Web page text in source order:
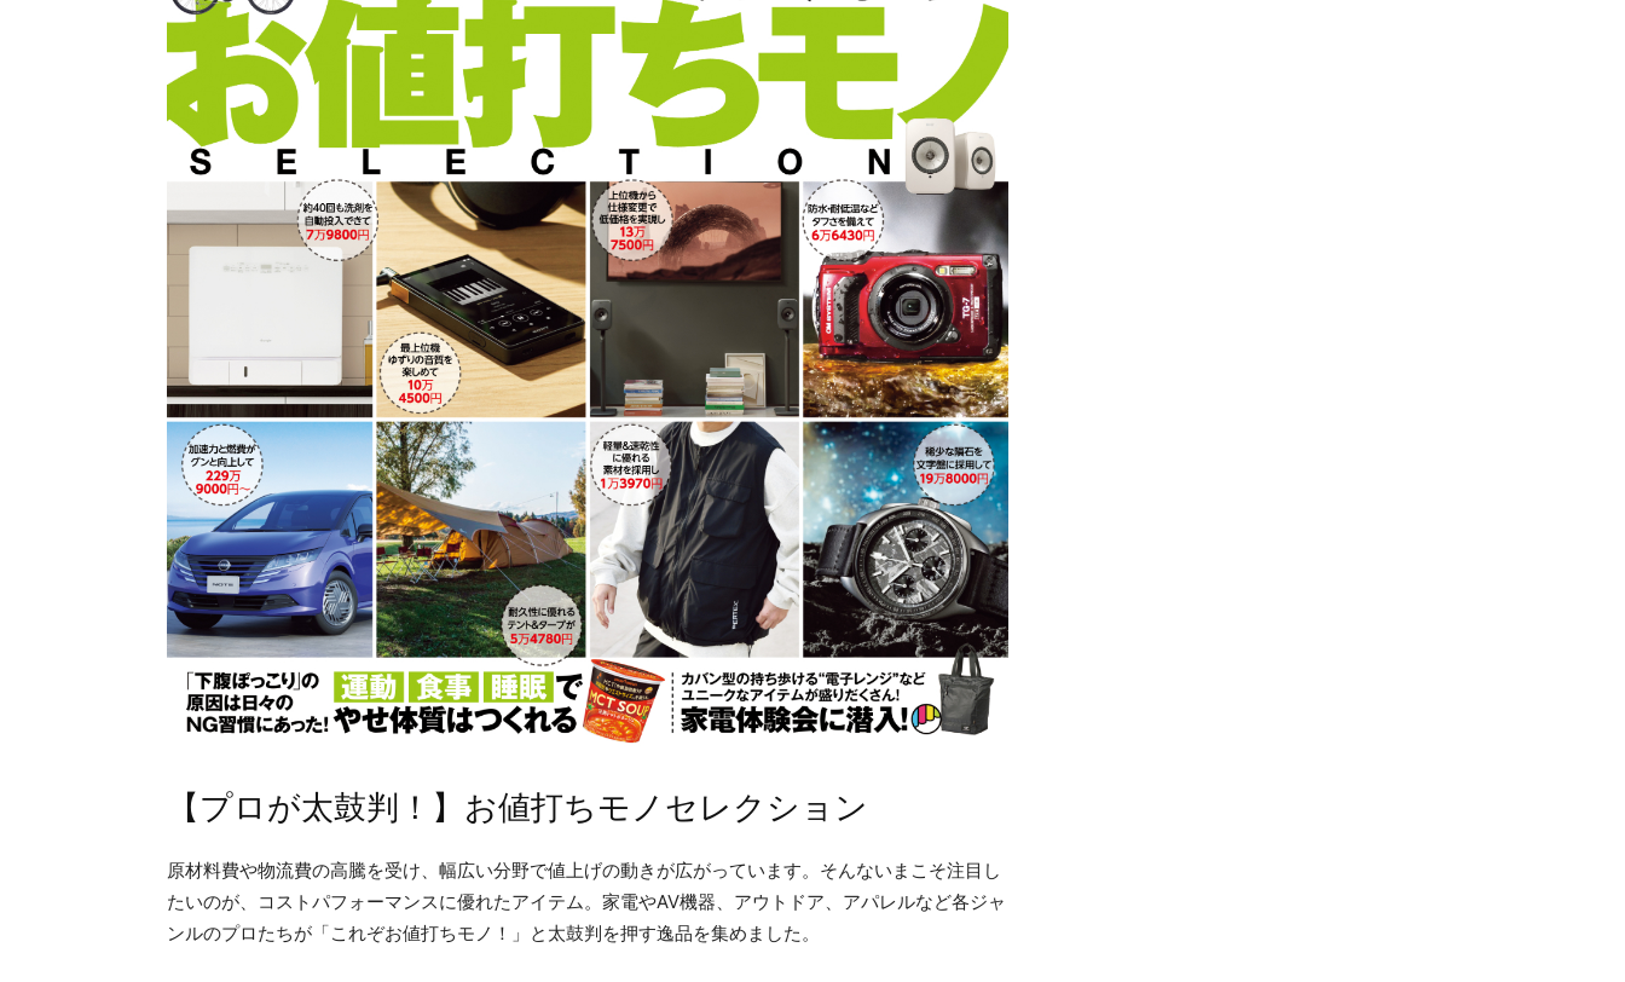
【プロが太鼓判！】お値打ちモノセレクション
原材料費や物流費の高騰を受け、幅広い分野で値上げの動きが広がっています。そんないまこそ注目し
たいのが、コストパフォーマンスに優れたアイテム。家電やAV機器、アウトドア、アパレルなど各ジャ
ンルのプロたちが「これぞお値打ちモノ！」と太鼓判を押す逸品を集めました。